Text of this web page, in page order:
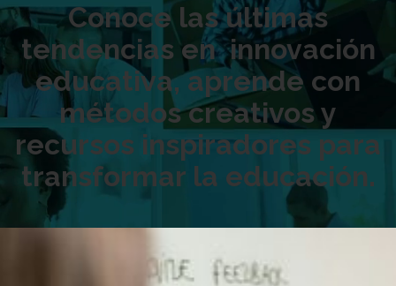
Conoce las últimas
tendencias eninnovación
educativa, aprende con
métodos creativos y
recursos inspiradores para
transformar la educación.